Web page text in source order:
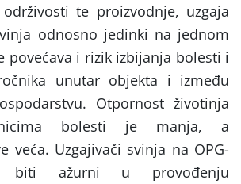
te proizvodnje, uzgaja
odnosno jedinki na jednom
povećava i rizik izbijanja bolesti i
unutar objekta i između
Otpornost životinja
bolesti je manja, a
veća. Uzgajivači svinja na OPG-
biti ažurni u provođenju